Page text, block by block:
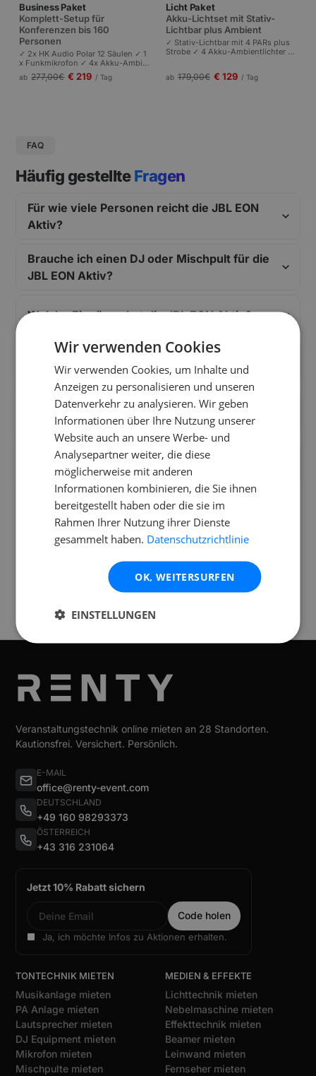
Business Paket
Komplett-Setup für
Konferenzen bis 160
Personen
✓ 2x HK Audio Polar 12 Säulen ✓ 1
x Funkmikrofon ✓ 4x Akku-Ambie
ntlichter | Komplettes Setup für Ta
gungen und Pressekonferenzen |
ab 277,00€ € 219 / Tag
Licht Paket
Akku-Lichtset mit Stativ-
Lichtbar plus Ambient
✓ Stativ-Lichtbar mit 4 PARs plus
Strobe ✓ 4 Akku-Ambientlichter ✓
ersonen.
ab 179,00€ € 129 / Tag
FAQ
Häufig gestellteFragen
Für wie viele Personen reicht die JBL EON
Aktiv?
Brauche ich einen DJ oder Mischpult für die
JBL EON Aktiv?
Welche Eingänge hat die JBL EON Aktiv?
Was kostet die JBL EON Aktiv inkl. Aufbau
durch einen Renty Mitarbeiter?
Kann ich die JBL EON Aktiv draußen
einsetzen?
Wie schwer sind die einzelnen
Komponenten von der JBL EON Aktiv?
Standorte
Verfügbar an folgendenStandorten
Veranstaltungstechnik online mieten an 28 Standorten.
Kautionsfrei. Versichert. Persönlich.
E-MAIL
office@renty-event.com
DEUTSCHLAND
+49 160 98293373
ÖSTERREICH
+43 316 231064
Jetzt 10% Rabatt sichern
Ja, ich möchte Infos zu Aktionen erhalten.
TONTECHNIK MIETEN
Musikanlage mieten
PA Anlage mieten
Lautsprecher mieten
DJ Equipment mieten
Mikrofon mieten
Mischpulte mieten
MEDIEN & EFFEKTE
Lichttechnik mieten
Nebelmaschine mieten
Effekttechnik mieten
Beamer mieten
Leinwand mieten
Fernseher mieten
Wir verwenden Cookies
Wir verwenden Cookies, um Inhalte und
Anzeigen zu personalisieren und unseren
Datenverkehr zu analysieren. Wir geben
Informationen über Ihre Nutzung unserer
Website auch an unsere Werbe- und
Analysepartner weiter, die diese
möglicherweise mit anderen
Informationen kombinieren, die Sie ihnen
bereitgestellt haben oder die sie im
Rahmen Ihrer Nutzung ihrer Dienste
gesammelt haben. Datenschutzrichtlinie
OK, WEITERSURFEN
EINSTELLUNGEN